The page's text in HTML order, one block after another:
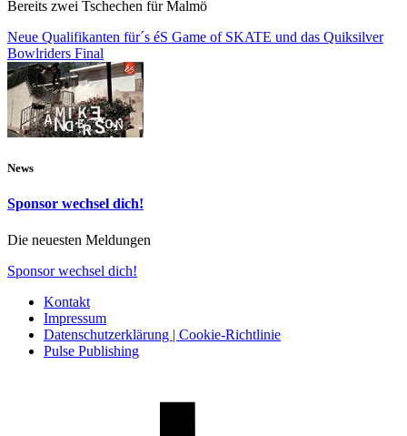
Bereits zwei Tschechen für Malmö
Neue Qualifikanten für´s éS Game of SKATE und das Quiksilver
Bowlriders Final
News
Sponsor wechsel dich!
Die neuesten Meldungen
Sponsor wechsel dich!
Kontakt
Impressum
Datenschutzerklärung | Cookie-Richtlinie
Pulse Publishing